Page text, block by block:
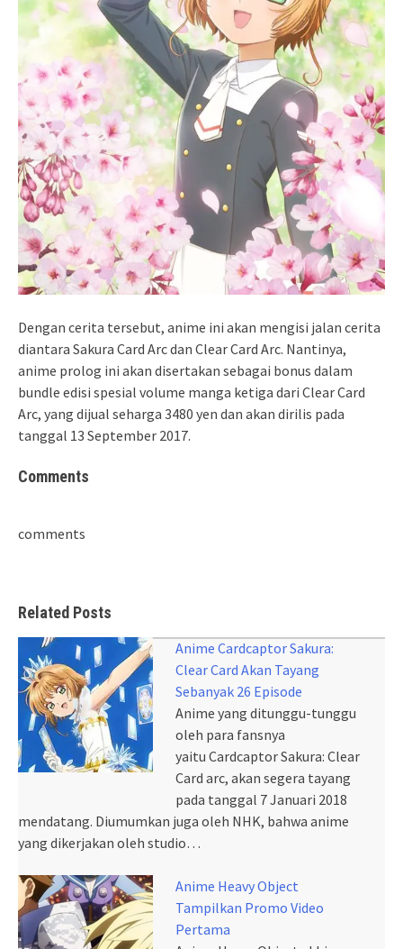
Dengan cerita tersebut, anime ini akan mengisi jalan cerita
diantara Sakura Card Arc dan Clear Card Arc. Nantinya,
anime prolog ini akan disertakan sebagai bonus dalam
bundle edisi spesial volume manga ketiga dari Clear Card
Arc, yang dijual seharga 3480 yen dan akan dirilis pada
tanggal 13 September 2017.
Comments
comments
Related Posts
Anime Cardcaptor Sakura:
Clear Card Akan Tayang
Sebanyak 26 Episode
Anime yang ditunggu-tunggu
oleh para fansnya
yaitu Cardcaptor Sakura: Clear
Card arc, akan segera tayang
pada tanggal 7 Januari 2018
mendatang. Diumumkan juga oleh NHK, bahwa anime
yang dikerjakan oleh studio…
Anime Heavy Object
Tampilkan Promo Video
Pertama